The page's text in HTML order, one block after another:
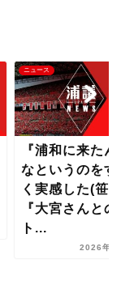
ニュース
『浦和に来たん
なというのをす
く実感した(笹)
『大宮さんとの
ト...
2026年8